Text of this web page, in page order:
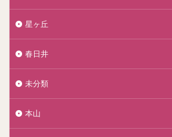
星ヶ丘
春日井
未分類
本山